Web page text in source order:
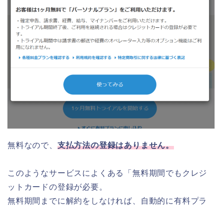
無料なので、 支払方法の登録はありません。
このようなサービスによくある「無料期間でもクレジ
ットカードの登録が必要。
無料期間までに解約をしなければ、自動的に有料プラ